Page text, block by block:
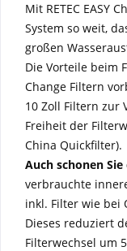
Mit RETEC EASY
System so weit,
großen
Die Vorteile beim
Change Filtern
10 Zoll Filtern zur
Freiheit der
China Quickfilter).
Auch schonen
verbrauchte
inkl. Filter wie bei
Dieses reduziert
Filterwechsel um